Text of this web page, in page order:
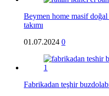
Beymen home masif
takımı
01.07.2024 0
Fabrikadan teşhir